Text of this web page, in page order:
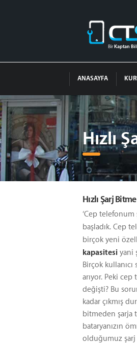
Bir Kaptan
ANASAYFA
Hızlı
Hızlı Şarj
‘Cep
başladık. Cep
birçok yeni
kapasitesi yani
Birçok
arıyor. Peki
değişti? Bu
kadar çıkmış
bitmeden şarja
bataryanızın
olduğumuz şarj